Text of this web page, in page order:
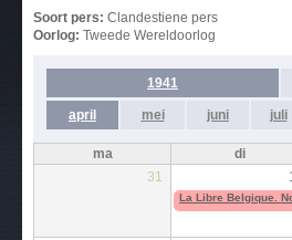
Soort pers: Clandestiene pers
Oorlog: Tweede Wereldoorlog
1941
april mei juni juli
ma di
31
1
La Libre Belgique.